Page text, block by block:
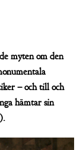
myten om den
– och till och
hämtar sin